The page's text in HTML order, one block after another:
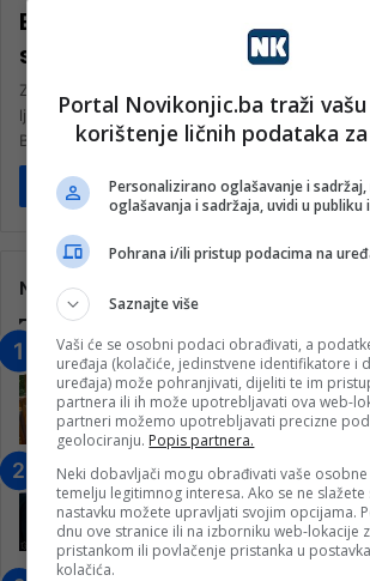
Evo koliko morate izdvojiti za
skijalištima
Zima je stigla u Bosnu i Hercegovinu, a sa
ljubitelja zimskih sportova. Tradicionalno,
Bjelašnice,…
Pročitaj više
Najčitanije
“Obrazovanje gradi
– Konjic je u posljednje
25 ​​stipendista
15. Februara 2023.
Nogometaši Igmana
Konjičanke cvijećem i
ulazom na utakmicu
7. Marta 2025.
Portal Novikonjic.ba traži
korištenje ličnih podataka
Personalizirano oglašavanje i
oglašavanja i sadržaja, uvidi u publiku
Pohrana i/ili pristup podacima na
Saznajte više
Vaši će se osobni podaci obrađivati, a
uređaja (kolačiće, jedinstvene identifikatore i
uređaja) može pohranjivati, dijeliti te im
partnera ili ih može upotrebljavati ova web-
partneri možemo upotrebljavati precizne
geolociranju. Popis partnera.
Neki dobavljači mogu obrađivati vaše
temelju legitimnog interesa. Ako se ne slažete
nastavku možete upravljati svojim opcijama.
dnu ove stranice ili na izborniku web-lokacije
pristankom ili povlačenje pristanka u
kolačića.